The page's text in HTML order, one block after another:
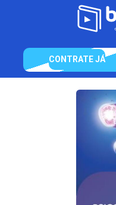
CONTRATE JÁ